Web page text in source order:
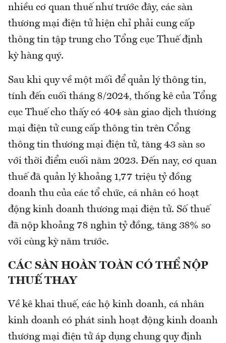
nhiều cơ quan thuế như trước đây, các sàn
thương mại điện tử hiện chỉ phải cung cấp
thông tin tập trung cho Tổng cục Thuế định
kỳ hàng quý.
Sau khi quy về một mối để quản lý thông tin,
tính đến cuối tháng 8/2024, thống kê của Tổng
cục Thuế cho thấy có 404 sàn giao dịch thương
mại điện tử cung cấp thông tin trên Cổng
thông tin thương mại điện tử, tăng 43 sàn so
với thời điểm cuối năm 2023. Đến nay, cơ quan
thuế đã quản lý khoảng 1,77 triệu tỷ đồng
doanh thu của các tổ chức, cá nhân có hoạt
động kinh doanh thương mại điện tử. Số thuế
đã nộp khoảng 78 nghìn tỷ đồng, tăng 38% so
với cùng kỳ năm trước.
CÁC SÀN HOÀN TOÀN CÓ THỂ NỘP
THUẾ THAY
Về kê khai thuế, các hộ kinh doanh, cá nhân
kinh doanh có phát sinh hoạt động kinh doanh
thương mại điện tử áp dụng chung quy định